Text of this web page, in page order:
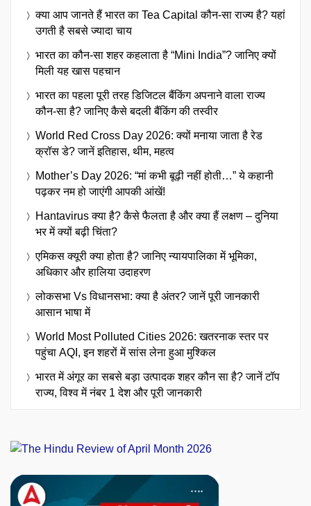
क्या आप जानते हैं भारत का Tea Capital कौन-सा राज्य है? यहां
उगती है सबसे ज्यादा चाय
भारत का कौन-सा शहर कहलाता है “Mini India”? जानिए क्यों
मिली यह खास पहचान
भारत का पहला पूरी तरह डिजिटल बैंकिंग अपनाने वाला राज्य
कौन-सा है? जानिए कैसे बदली बैंकिंग की तस्वीर
World Red Cross Day 2026: क्यों मनाया जाता है रेड
क्रॉस डे? जानें इतिहास, थीम, महत्व
Mother’s Day 2026: “मां कभी बूढ़ी नहीं होती…” ये कहानी
पढ़कर नम हो जाएंगी आपकी आंखें!
Hantavirus क्या है? कैसे फैलता है और क्या हैं लक्षण – दुनिया
भर में क्यों बढ़ी चिंता?
एमिकस क्यूरी क्या होता है? जानिए न्यायपालिका में भूमिका,
अधिकार और हालिया उदाहरण
लोकसभा Vs विधानसभा: क्या है अंतर? जानें पूरी जानकारी
आसान भाषा में
World Most Polluted Cities 2026: खतरनाक स्तर पर
पहुंचा AQI, इन शहरों में सांस लेना हुआ मुश्किल
भारत में अंगूर का सबसे बड़ा उत्पादक शहर कौन सा है? जानें टॉप
राज्य, विश्व में नंबर 1 देश और पूरी जानकारी